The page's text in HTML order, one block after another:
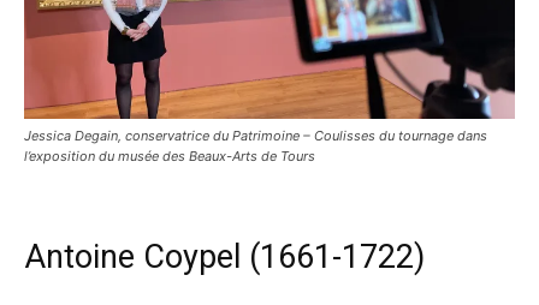
Jessica Degain, conservatrice du Patrimoine – Coulisses du tournage dans
l’exposition du musée des Beaux-Arts de Tours
Antoine Coypel (1661-1722)